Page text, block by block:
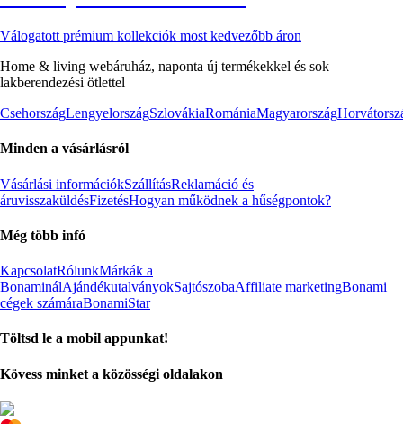
Válogatott prémium kollekciók most kedvezőbb áron
Home & living webáruház, naponta új termékekkel és sok
lakberendezési ötlettel
CsehországLengyelországSzlovákiaRomániaMagyarország
Minden a vásárlásról
Vásárlási információkSzállításReklamáció és
áruvisszaküldésFizetésHogyan működnek a hűségpontok?
Még több infó
KapcsolatRólunkMárkák a
BonaminálAjándékutalványokSajtószobaAffiliate marketingBonami
cégek számáraBonamiStar
Töltsd le a mobil appunkat!
Kövess minket a közösségi oldalakon